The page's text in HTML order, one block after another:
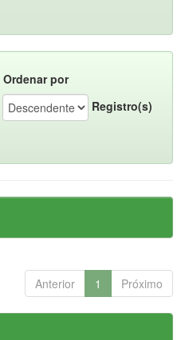
Ordenar por
Registro(s)
Anterior 1 Próximo